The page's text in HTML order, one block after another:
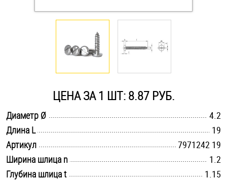
Саморезы и шурупы
Такелаж
Хомуты
Шайбы
ЦЕНА ЗА 1 ШТ: 8.87 РУБ.
Диаметр Ø
4.2
Длина L
19
Артикул
7971242 19
Ширина шлица n
1.2
Глубина шлица t
1.15